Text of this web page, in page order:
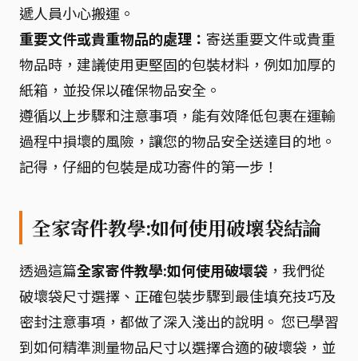
遞人員小心搬運。
重要文件或貴重物品的處理： 寄送重要文件或貴重
物品時，建議使用更堅固的包裝材料，例如加厚的
紙箱，並投保以確保物品安全。
遵循以上步驟和注意事項，能有效降低包裹在運輸
過程中損壞的風險，讓您的物品安全送達目的地。
記得，仔細的包裝是成功寄件的第一步！
全家寄件教學:如何使用破壞袋結論
透過這篇全家寄件教學:如何使用破壞袋 ，我們從
破壞袋尺寸選擇、正確包裝步驟到最佳填充技巧及
密封注意事項，都做了深入淺出的說明。 您已學習
到如何精準測量物品尺寸以選擇合適的破壞袋，並